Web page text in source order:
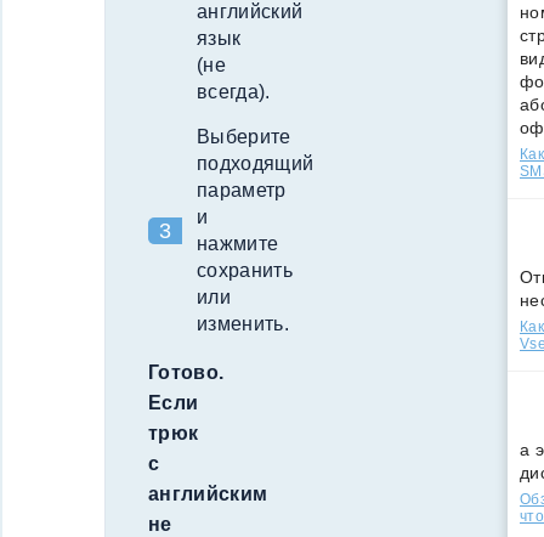
английский
язык
(не
всегда).
Выберите
подходящий
параметр
и
нажмите
сохранить
или
изменить.
Готово.
Если
трюк
с
английским
не
а